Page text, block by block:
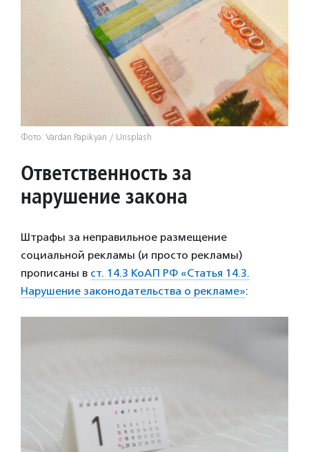
Фото: Vardan Papikyan / Unsplash
Ответственность за
нарушение закона
Штрафы за неправильное размещение
социальной рекламы (и просто рекламы)
прописаны в ст. 14.3 КоАП РФ «Статья 14.3.
Нарушение законодательства о рекламе»: